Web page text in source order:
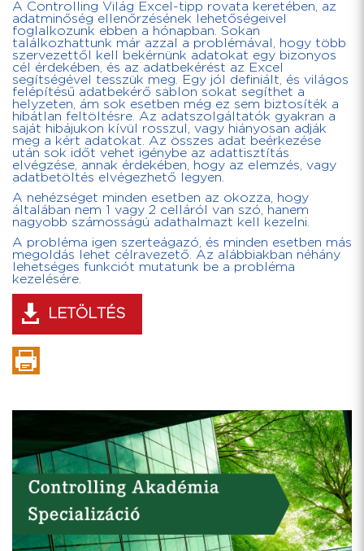
A Controlling Világ Excel-tipp rovata keretében, az
adatminőség ellenőrzésének lehetőségeivel
foglalkozunk ebben a hónapban. Sokan
találkozhattunk már azzal a problémával, hogy több
szervezettől kell bekérnünk adatokat egy bizonyos
cél érdekében, és az adatbekérést az Excel
segítségével tesszük meg. Egy jól definiált, és világos
felépítésű adatbekérő sablon sokat segíthet a
helyzeten, ám sok esetben még ez sem biztosíték a
hibátlan feltöltésre. Az adatszolgáltatók gyakran a
saját hibájukon kívül rosszul, vagy hiányosan adják
meg a kért adatokat. Az összes adat beérkezése
után sok időt vehet igénybe az adattisztítás
elvégzése, annak érdekében, hogy az elemzés, vagy
adatbetöltés elvégezhető legyen.
A nehézséget minden esetben az okozza, hogy
általában nem 1 vagy 2 celláról van szó, hanem
nagyobb számosságú adathalmazt kell kezelni.
A probléma igen szerteágazó, és minden esetben más
megoldás lehet célravezető. Az alábbiakban néhány
lehetséges funkciót mutatunk be a probléma
kezelésére.
LETÖLTÉS